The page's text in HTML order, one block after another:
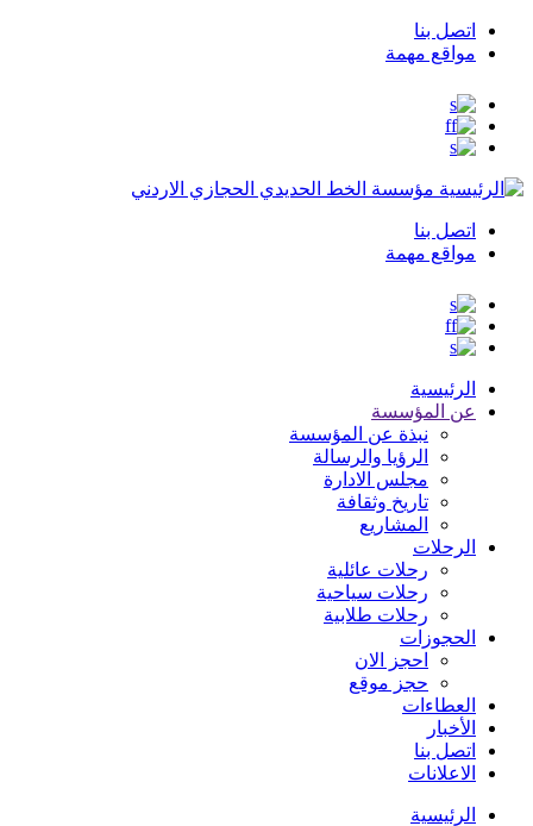
Top
Menu
اتصل بنا
مواقع مهمة
مؤسسة الخط الحديدي الحجازي الاردني
Top
Menu
اتصل بنا
مواقع مهمة
الرئيسية
عن المؤسسة
نبذة عن المؤسسة
الرؤيا والرسالة
مجلس الادارة
تاريخ وثقافة
المشاريع
الرحلات
رحلات عائلية
رحلات سياحية
رحلات طلابية
الحجوزات
احجز الان
حجز موقع
العطاءات
الأخبار
اتصل بنا
الاعلانات
الرئيسية